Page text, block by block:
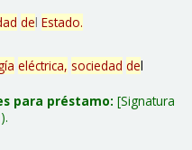
del Estado.
eléctrica, sociedad del
para préstamo: Signatura